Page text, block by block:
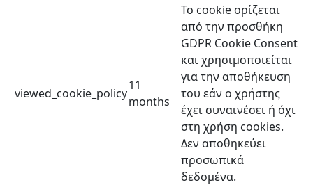
viewed_cookie_policy
11
months
Το cookie ορίζεται
από την προσθήκη
GDPR Cookie Consent
και χρησιμοποιείται
για την αποθήκευση
του εάν ο χρήστης
έχει συναινέσει ή όχι
στη χρήση cookies.
Δεν αποθηκεύει
προσωπικά
δεδομένα.